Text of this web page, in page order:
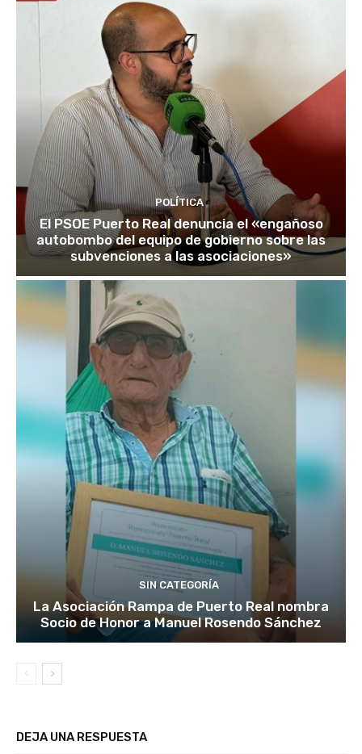
POLÍTICA
El PSOE Puerto Real denuncia el «engañoso
autobombo del equipo de gobierno sobre las
subvenciones a las asociaciones»
SIN CATEGORÍA
La Asociación Rampa de Puerto Real nombra
Socio de Honor a Manuel Rosendo Sánchez
DEJA UNA RESPUESTA